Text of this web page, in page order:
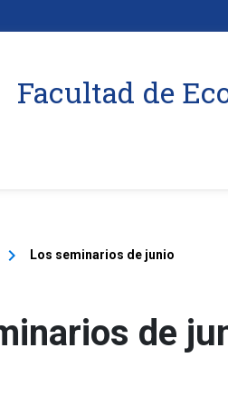
Facultad de
keyboard_arrow_right Los seminarios de junio
de